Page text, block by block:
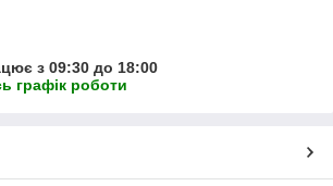
з 09:30 до 18:00
графік роботи